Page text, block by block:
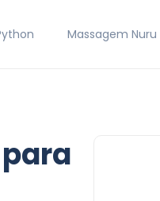
Massagem Nuru